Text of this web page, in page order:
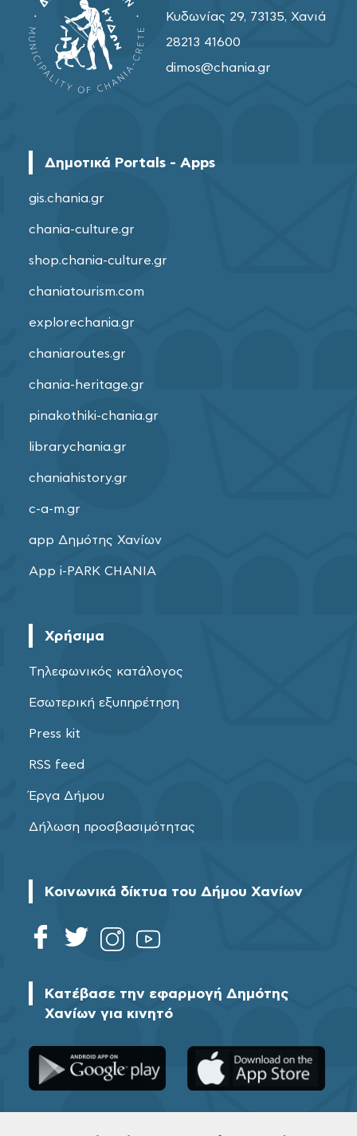
Κυδωνίας 29, 73135, Χανιά
28213 41600
dimos@chania.gr
Δημοτικά Portals - Apps
gis.chania.gr
chania-culture.gr
shop.chania-culture.gr
chaniatourism.com
explorechania.gr
chaniaroutes.gr
chania-heritage.gr
pinakothiki-chania.gr
librarychania.gr
chaniahistory.gr
c-a-m.gr
app Δημότης Χανίων
App i-PARK CHANIA
Χρήσιμα
Τηλεφωνικός κατάλογος
Εσωτερική εξυπηρέτηση
Press kit
RSS feed
Έργα Δήμου
Δήλωση προσβασιμότητας
Κοινωνικά δίκτυα του Δήμου Χανίων
Κατέβασε την εφαρμογή Δημότης
Χανίων για κινητό